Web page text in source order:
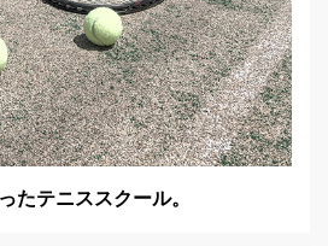
たテニススクール。